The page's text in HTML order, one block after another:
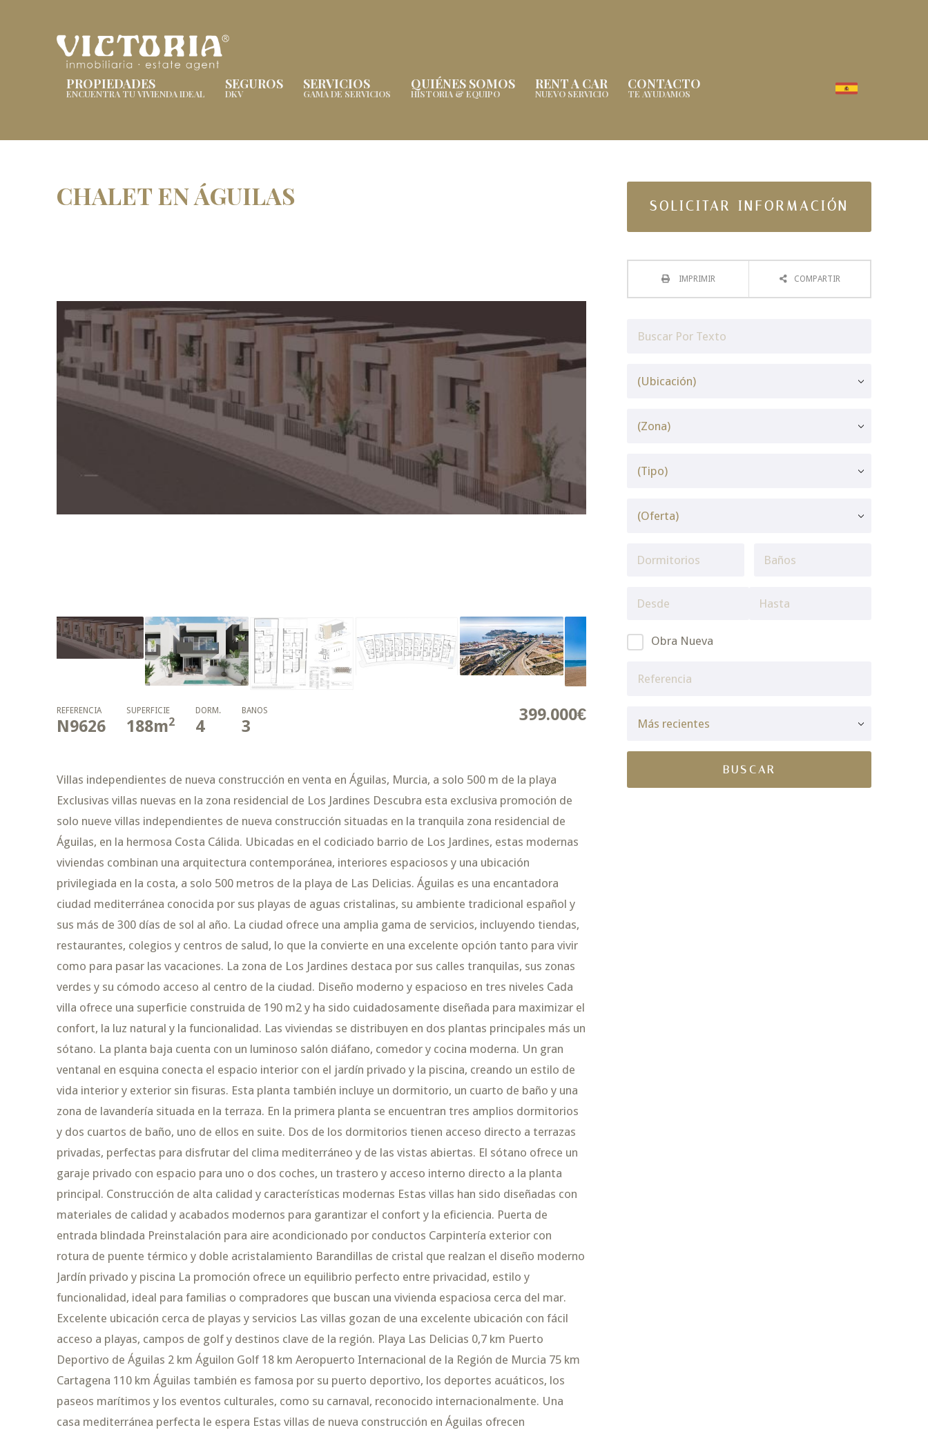
PROPIEDADES
ENCUENTRA TU VIVIENDA IDEAL
SEGUROS
DKV
SERVICIOS
GAMA DE SERVICIOS
QUIÉNES SOMOS
HISTORIA & EQUIPO
RENT A CAR
NUEVO SERVICIO
CONTACTO
TE AYUDAMOS
CHALET EN ÁGUILAS
399.000€
REFERENCIA
N9626
SUPERFICIE
188m2
DORM.
4
BAÑOS
3
Villas independientes de nueva construcción en venta en Águilas, Murcia, a solo 500 m de la playa
Exclusivas villas nuevas en la zona residencial de Los Jardines Descubra esta exclusiva promoción de
solo nueve villas independientes de nueva construcción situadas en la tranquila zona residencial de
Águilas, en la hermosa Costa Cálida. Ubicadas en el codiciado barrio de Los Jardines, estas modernas
viviendas combinan una arquitectura contemporánea, interiores espaciosos y una ubicación
privilegiada en la costa, a solo 500 metros de la playa de Las Delicias. Águilas es una encantadora
ciudad mediterránea conocida por sus playas de aguas cristalinas, su ambiente tradicional español y
sus más de 300 días de sol al año. La ciudad ofrece una amplia gama de servicios, incluyendo tiendas,
restaurantes, colegios y centros de salud, lo que la convierte en una excelente opción tanto para vivir
como para pasar las vacaciones. La zona de Los Jardines destaca por sus calles tranquilas, sus zonas
verdes y su cómodo acceso al centro de la ciudad. Diseño moderno y espacioso en tres niveles Cada
villa ofrece una superficie construida de 190 m2 y ha sido cuidadosamente diseñada para maximizar el
confort, la luz natural y la funcionalidad. Las viviendas se distribuyen en dos plantas principales más un
sótano. La planta baja cuenta con un luminoso salón diáfano, comedor y cocina moderna. Un gran
ventanal en esquina conecta el espacio interior con el jardín privado y la piscina, creando un estilo de
vida interior y exterior sin fisuras. Esta planta también incluye un dormitorio, un cuarto de baño y una
zona de lavandería situada en la terraza. En la primera planta se encuentran tres amplios dormitorios
y dos cuartos de baño, uno de ellos en suite. Dos de los dormitorios tienen acceso directo a terrazas
privadas, perfectas para disfrutar del clima mediterráneo y de las vistas abiertas. El sótano ofrece un
garaje privado con espacio para uno o dos coches, un trastero y acceso interno directo a la planta
principal. Construcción de alta calidad y características modernas Estas villas han sido diseñadas con
materiales de calidad y acabados modernos para garantizar el confort y la eficiencia. Puerta de
entrada blindada Preinstalación para aire acondicionado por conductos Carpintería exterior con
rotura de puente térmico y doble acristalamiento Barandillas de cristal que realzan el diseño moderno
Jardín privado y piscina La promoción ofrece un equilibrio perfecto entre privacidad, estilo y
funcionalidad, ideal para familias o compradores que buscan una vivienda espaciosa cerca del mar.
Excelente ubicación cerca de playas y servicios Las villas gozan de una excelente ubicación con fácil
acceso a playas, campos de golf y destinos clave de la región. Playa Las Delicias 0,7 km Puerto
Deportivo de Águilas 2 km Águilon Golf 18 km Aeropuerto Internacional de la Región de Murcia 75 km
Cartagena 110 km Águilas también es famosa por su puerto deportivo, los deportes acuáticos, los
paseos marítimos y los eventos culturales, como su carnaval, reconocido internacionalmente. Una
casa mediterránea perfecta le espera Estas villas de nueva construcción en Águilas ofrecen
SOLICITAR INFORMACIÓN
IMPRIMIR COMPARTIR
Obra Nueva